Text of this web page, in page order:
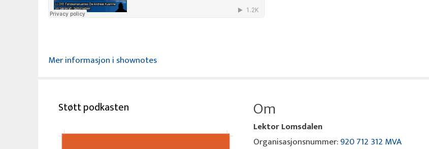
Mer informasjon i shownotes
Støtt podkasten Om
Lektor Lomsdalen
Organisasjonsnummer:920 712 312 MVA